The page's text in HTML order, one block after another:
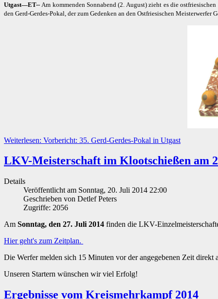
Utgast—ET-- Am kommenden Sonnabend (2. August) zieht es die
den Gerd-Gerdes-Pokal, der zum Gedenken an den Ostfriesischen Meisterwerfer
Weiterlesen: Vorbericht: 35. Gerd-Gerdes-Pokal in Utgast
LKV-Meisterschaft im Klootschießen am
Details
Veröffentlicht am Sonntag, 20. Juli 2014 22:00
Geschrieben von Detlef Peters
Zugriffe: 2056
Am Sonntag, den 27. Juli 2014 finden die LKV-
Hier geht's zum Zeitplan.
Die Werfer melden sich 15 Minuten vor der angegebenen Zeit
Unseren Startern wünschen wir viel Erfolg!
Ergebnisse vom Kreismehrkampf 2014